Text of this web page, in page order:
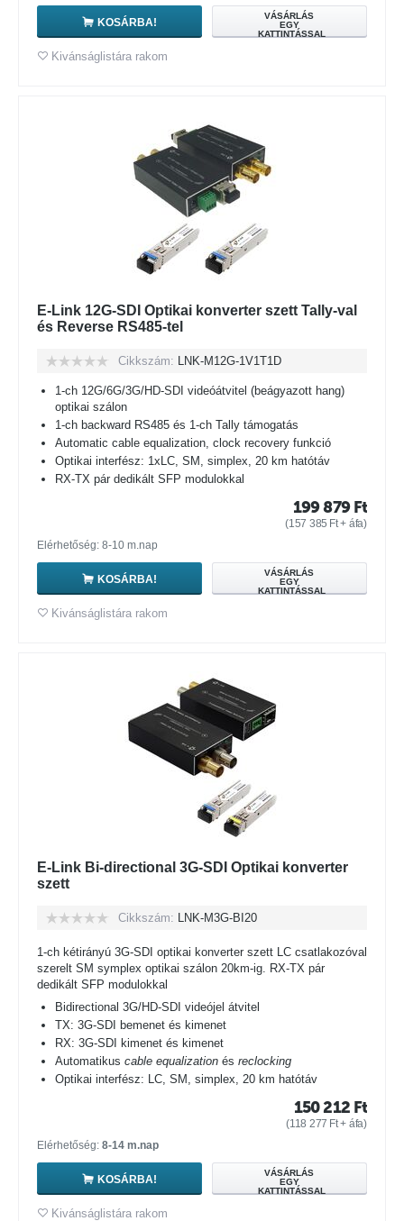
KOSÁRBA!
VÁSÁRLÁS
EGY
KATTINTÁSSAL
Kivánságlistára rakom
E-Link 12G-SDI Optikai konverter szett Tally-val
és Reverse RS485-tel
Cikkszám: LNK-M12G-1V1T1D
1-ch 12G/6G/3G/HD-SDI videóátvitel (beágyazott hang)
optikai szálon
1-ch backward RS485 és 1-ch Tally támogatás
Automatic cable equalization, clock recovery funkció
Optikai interfész: 1xLC, SM, simplex, 20 km hatótáv
RX-TX pár dedikált SFP modulokkal
199 879 Ft
(157 385 Ft+ áfa)
Elérhetőség: 8-10 m.nap
KOSÁRBA!
VÁSÁRLÁS
EGY
KATTINTÁSSAL
Kivánságlistára rakom
E-Link Bi-directional 3G-SDI Optikai konverter
szett
Cikkszám: LNK-M3G-BI20
1-ch kétirányú 3G-SDI optikai konverter szett LC csatlakozóval
szerelt SM symplex optikai szálon 20km-ig. RX-TX pár
dedikált SFP modulokkal
Bidirectional 3G/HD-SDI videójel átvitel
TX: 3G-SDI bemenet és kimenet
RX: 3G-SDI kimenet és kimenet
Automatikus cable equalization és reclocking
Optikai interfész: LC, SM, simplex, 20 km hatótáv
150 212 Ft
(118 277 Ft+ áfa)
Elérhetőség: 8-14 m.nap
KOSÁRBA!
VÁSÁRLÁS
EGY
KATTINTÁSSAL
Kivánságlistára rakom